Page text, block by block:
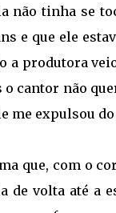
não tinha se
e que ele
a produtora
o cantor não
me expulsou
que, com o
de volta até a